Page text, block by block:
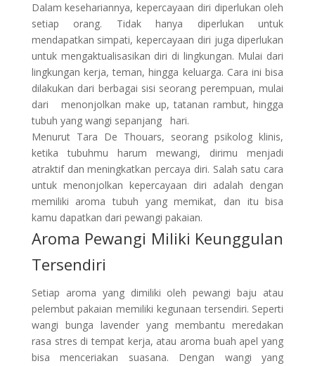
Dalam kesehariannya, kepercayaan diri diperlukan oleh
setiap orang. Tidak hanya diperlukan untuk
mendapatkan simpati, kepercayaan diri juga diperlukan
untuk mengaktualisasikan diri di lingkungan. Mulai dari
lingkungan kerja, teman, hingga keluarga. Cara ini bisa
dilakukan dari berbagai sisi seorang perempuan, mulai
dari menonjolkan make up, tatanan rambut, hingga
tubuh yang wangi sepanjang hari.
Menurut Tara De Thouars, seorang psikolog klinis,
ketika tubuhmu harum mewangi, dirimu menjadi
atraktif dan meningkatkan percaya diri. Salah satu cara
untuk menonjolkan kepercayaan diri adalah dengan
memiliki aroma tubuh yang memikat, dan itu bisa
kamu dapatkan dari pewangi pakaian.
Aroma Pewangi Miliki Keunggulan
Tersendiri
Setiap aroma yang dimiliki oleh pewangi baju atau
pelembut pakaian memiliki kegunaan tersendiri. Seperti
wangi bunga lavender yang membantu meredakan
rasa stres di tempat kerja, atau aroma buah apel yang
bisa menceriakan suasana. Dengan wangi yang